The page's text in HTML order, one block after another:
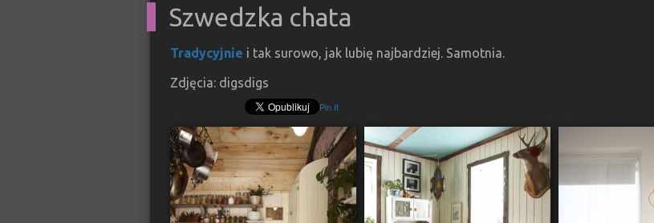
Szwedzka chata
Tradycyjnie i tak surowo, jak lubię najbardziej. Samotnia.
Zdjęcia: digsdigs
Pin It